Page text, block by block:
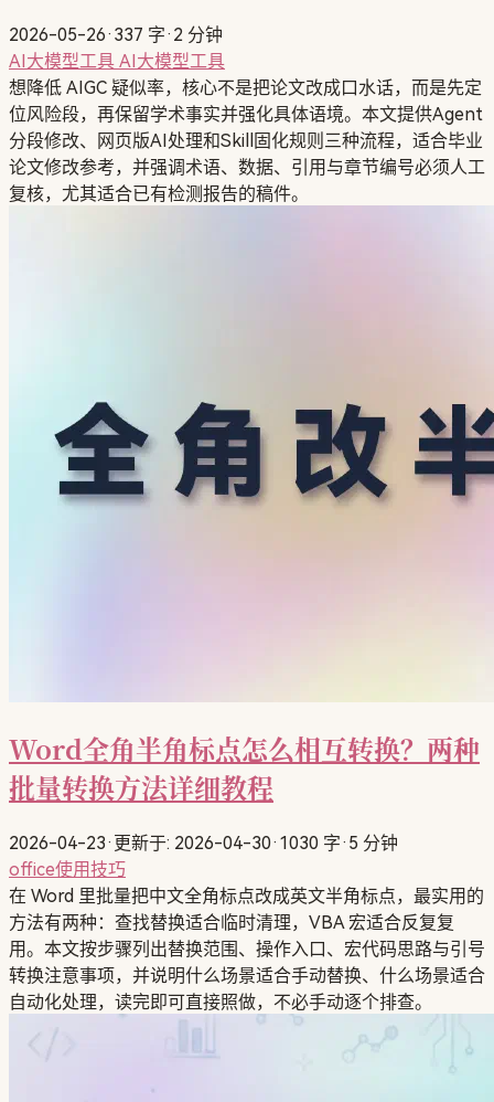
2026-05-26· 337 字· 2 分钟
AI大模型工具 AI大模型工具
想降低 AIGC 疑似率，核心不是把论文改成口水话，而是先定
位风险段，再保留学术事实并强化具体语境。本文提供Agent
分段修改、网页版AI处理和Skill固化规则三种流程，适合毕业
论文修改参考，并强调术语、数据、引用与章节编号必须人工
复核，尤其适合已有检测报告的稿件。
Word全角半角标点怎么相互转换？两种
批量转换方法详细教程
2026-04-23· 更新于: 2026-04-30· 1030 字· 5 分钟
office使用技巧
在 Word 里批量把中文全角标点改成英文半角标点，最实用的
方法有两种：查找替换适合临时清理，VBA 宏适合反复复
用。本文按步骤列出替换范围、操作入口、宏代码思路与引号
转换注意事项，并说明什么场景适合手动替换、什么场景适合
自动化处理，读完即可直接照做，不必手动逐个排查。